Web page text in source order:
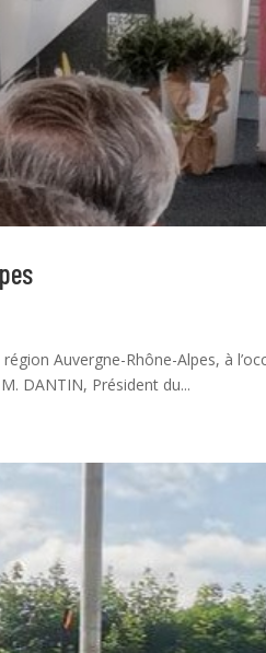
Auvergne-Rhône-Alpes, à
DANTIN, Président du...